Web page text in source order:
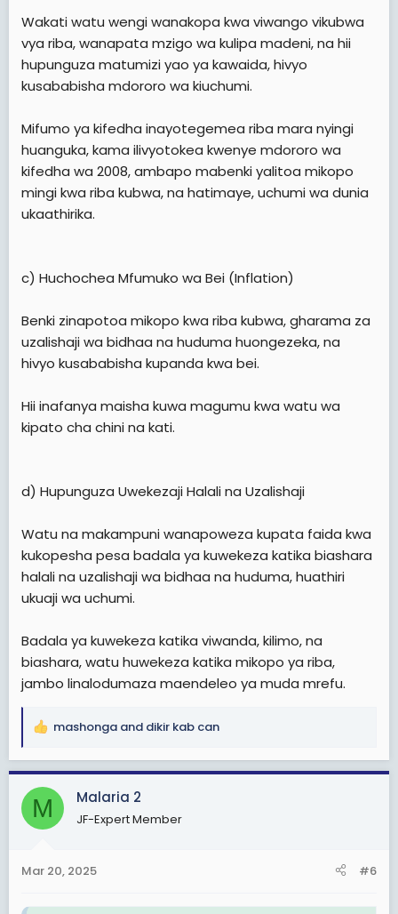
Kwa upande wake, Waziri wa Nchi, Ofisi ya Rais, Fedha
na Mipango Zanzibar, Dk. Saada Mkuya, alisema kuwa
katika mwaka wa fedha 2024/2025, Serikali ya
Mapinduzi ya Zanzibar imepanga kupata fedha kupitia
muhimu ya maendeleo.
"Miradi itakayotekelezwa ni pamoja na ujenzi wa
hospitali ya matibabu ya saratani ya Binguni, ujenzi wa
kilomita 40 za barabara visiwani Unguja na Pemba,
maboresho ya miundombinu ya umeme, na ujenzi wa
Alifafanua kuwa mwitikio kutoka kwa wananchi wa dini
Katika awamu ya kwanza, lengo ni kukusanya shilingi
bilioni 600.
kiwango cha chini cha uwekezaji ni shilingi milioni moja,
lilifunguliwa tarehe 6 Machi 2025 na linatarajiwa
kufungwa tarehe 11 Aprili 2025.
Wakati watu wengi wanakopa kwa viwango vikubwa
vya riba, wanapata mzigo wa kulipa madeni, na hii
hupunguza matumizi yao ya kawaida, hivyo
kusababisha mdororo wa kiuchumi.
Mifumo ya kifedha inayotegemea riba mara nyingi
huanguka, kama ilivyotokea kwenye mdororo wa
kifedha wa 2008, ambapo mabenki yalitoa mikopo
mingi kwa riba kubwa, na hatimaye, uchumi wa dunia
ukaathirika.
c) Huchochea Mfumuko wa Bei (Inflation)
Benki zinapotoa mikopo kwa riba kubwa, gharama za
uzalishaji wa bidhaa na huduma huongezeka, na
hivyo kusababisha kupanda kwa bei.
Hii inafanya maisha kuwa magumu kwa watu wa
kipato cha chini na kati.
d) Hupunguza Uwekezaji Halali na Uzalishaji
Watu na makampuni wanapoweza kupata faida kwa
kukopesha pesa badala ya kuwekeza katika biashara
halali na uzalishaji wa bidhaa na huduma, huathiri
ukuaji wa uchumi.
Badala ya kuwekeza katika viwanda, kilimo, na
biashara, watu huwekeza katika mikopo ya riba,
jambo linalodumaza maendeleo ya muda mrefu.
R
a
c
t
i
s
mashonga and dikir kab can
M Malaria 2
JF-Expert Member
Mar 20, 2025 #6